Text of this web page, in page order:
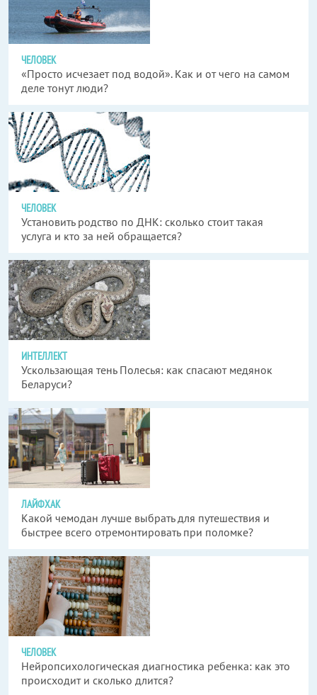
ЧЕЛОВЕК
«Просто исчезает под водой». Как и от чего на самом
деле тонут люди?
ЧЕЛОВЕК
Установить родство по ДНК: сколько стоит такая
услуга и кто за ней обращается?
ИНТЕЛЛЕКТ
Ускользающая тень Полесья: как спасают медянок
Беларуси?
ЛАЙФХАК
Какой чемодан лучше выбрать для путешествия и
быстрее всего отремонтировать при поломке?
ЧЕЛОВЕК
Нейропсихологическая диагностика ребенка: как это
происходит и сколько длится?